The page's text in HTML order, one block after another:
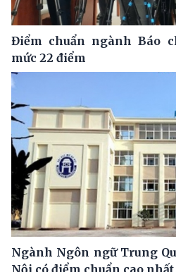
Điểm chuẩn ngành Báo
mức 22 điểm
Ngành Ngôn ngữ Trung
Nội có điểm chuẩn cao nhất